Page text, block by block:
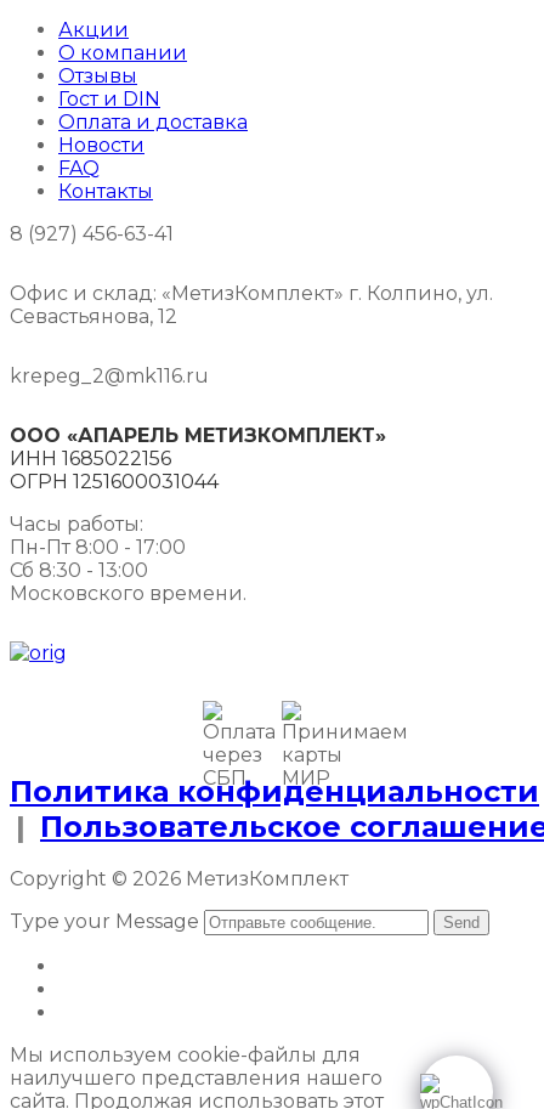
Акции
О компании
Отзывы
Гост и DIN
Оплата и доставка
Новости
FAQ
Контакты
8 (927) 456-63-41
Офис и склад: «МетизКомплект» г. Колпино, ул.
Севастьянова, 12
krepeg_2@mk116.ru
ООО «АПАРЕЛЬ МЕТИЗКОМПЛЕКТ»
ИНН 1685022156
ОГРН 1251600031044
Часы работы:
Пн-Пт 8:00 - 17:00
Сб 8:30 - 13:00
Московского времени.
Политика конфиденциальности
| Пользовательское
Copyright © 2026 МетизКомплект
Type your Message
Send
Мы используем cookie-файлы для
наилучшего представления нашего
сайта. Продолжая использовать этот